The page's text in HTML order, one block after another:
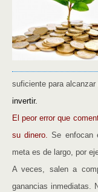
suficiente para
invertir.
El peor error que
su dinero. Se enfocan
meta es de largo, por
A veces, salen a
ganancias inmediatas.